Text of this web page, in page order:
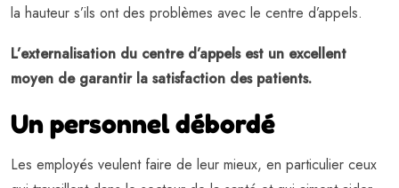
la hauteur s’ils ont des problèmes avec le centre d’appels.
L’externalisation du centre d’appels est un excellent
moyen de garantir la satisfaction des patients.
Un personnel débordé
Les employés veulent faire de leur mieux, en particulier ceux